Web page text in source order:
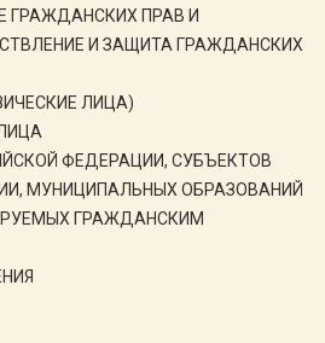
ГРАЖДАНСКИХ ПРАВ И
И ЗАЩИТА ГРАЖДАНСКИХ
ЛИЦА)
ФЕДЕРАЦИИ, СУБЪЕКТОВ
МУНИЦИПАЛЬНЫХ ОБРАЗОВАНИЙ
ГРАЖДАНСКИМ